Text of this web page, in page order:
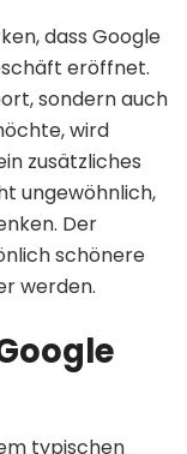
dass Google
eröffnet.
sondern auch
wird
zusätzliches
ungewöhnlich,
Der
schönere
werden.
typischen